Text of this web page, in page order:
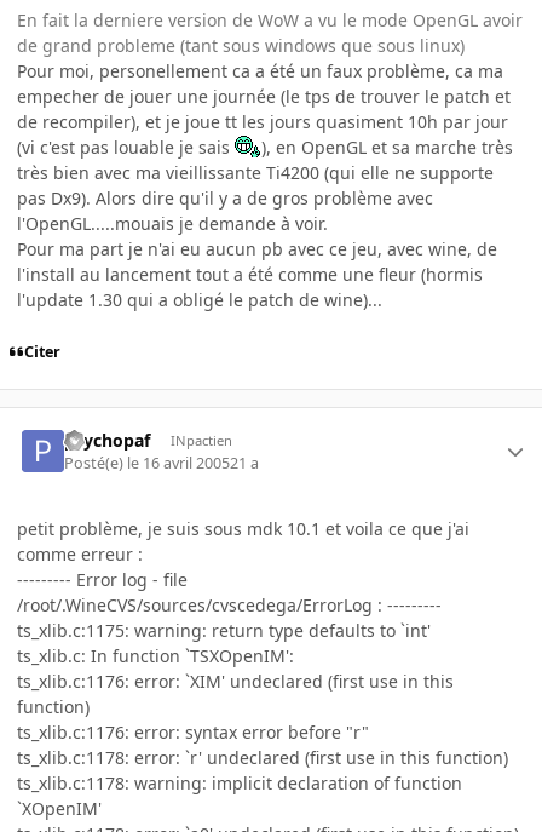
En fait la derniere version de WoW a vu le mode OpenGL avoir
de grand probleme (tant sous windows que sous linux)
Pour moi, personellement ca a été un faux problème, ca ma
empecher de jouer une journée (le tps de trouver le patch et
de recompiler), et je joue tt les jours quasiment 10h par jour
(vi c'est pas louable je sais
), en OpenGL et sa marche très
très bien avec ma vieillissante Ti4200 (qui elle ne supporte
pas Dx9). Alors dire qu'il y a de gros problème avec
l'OpenGL.....mouais je demande à voir.
Pour ma part je n'ai eu aucun pb avec ce jeu, avec wine, de
l'install au lancement tout a été comme une fleur (hormis
l'update 1.30 qui a obligé le patch de wine)...
Citer
psychopaf INpactien
Posté(e) le 16 avril 200521 a
petit problème, je suis sous mdk 10.1 et voila ce que j'ai
comme erreur :
--------- Error log - file
/root/.WineCVS/sources/cvscedega/ErrorLog : ---------
ts_xlib.c:1175: warning: return type defaults to `int'
ts_xlib.c: In function `TSXOpenIM':
ts_xlib.c:1176: error: `XIM' undeclared (first use in this
function)
ts_xlib.c:1176: error: syntax error before "r"
ts_xlib.c:1178: error: `r' undeclared (first use in this function)
ts_xlib.c:1178: warning: implicit declaration of function
`XOpenIM'